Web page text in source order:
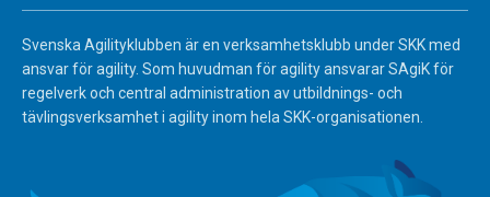
Svenska Agilityklubben är en verksamhetsklubb under SKK med
ansvar för agility. Som huvudman för agility ansvarar SAgiK för
regelverk och central administration av utbildnings- och
tävlingsverksamhet i agility inom hela SKK-organisationen.